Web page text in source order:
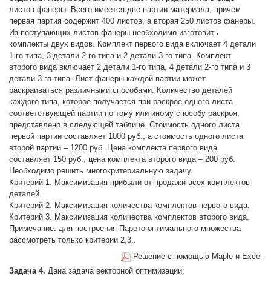
листов фанеры. Всего имеется две партии материала, причем
первая партия содержит 400 листов, а вторая 250 листов фанеры.
Из поступающих листов фанеры необходимо изготовить
комплекты двух видов. Комплект первого вида включает 4 детали
1-го типа, 3 детали 2-го типа и 2 детали 3-го типа. Комплект
второго вида включает 2 детали 1-го типа, 4 детали 2-го типа и 3
детали 3-го типа. Лист фанеры каждой партии может
раскраиваться различными способами. Количество деталей
каждого типа, которое получается при раскрое одного листа
соответствующей партии по тому или иному способу раскроя,
представлено в следующей таблице. Стоимость одного листа
первой партии составляет 1000 руб., а стоимость одного листа
второй партии – 1200 руб. Цена комплекта первого вида
составляет 150 руб., цена комплекта второго вида – 200 руб.
Необходимо решить многокритериальную задачу.
Критерий 1. Максимизация прибыли от продажи всех комплектов
деталей.
Критерий 2. Максимизация количества комплектов первого вида.
Критерий 3. Максимизация количества комплектов второго вида.
Примечание: для построения Парето-оптимального множества
рассмотреть только критерии 2,3..
Решение с помощью Maple и Excel
Задача 4. Дана задача векторной оптимизации: